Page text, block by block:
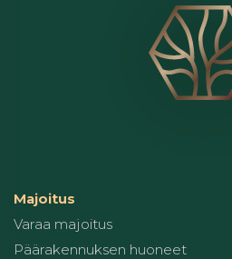
Majoitus
Varaa majoitus
Päärakennuksen huoneet